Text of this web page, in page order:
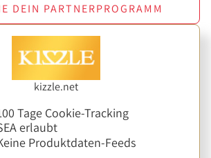
DEIN PARTNERPROGRAMM
kizzle.net
Tage Cookie-Tracking
erlaubt
Produktdaten-Feeds